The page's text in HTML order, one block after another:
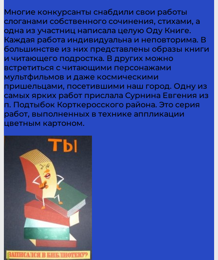
Многие конкурсанты снабдили свои работы
слоганами собственного сочинения, стихами, а
одна из участниц написала целую Оду Книге.
Каждая работа индивидуальна и неповторима. В
большинстве из них представлены образы книги
и читающего подростка. В других можно
встретиться с читающими персонажами
мультфильмов и даже космическими
пришельцами, посетившими наш город. Одну из
самых ярких работ прислала Сурнина Евгения из
п. Подтыбок Корткеросского района. Это серия
работ, выполненных в технике аппликации
цветным картоном.